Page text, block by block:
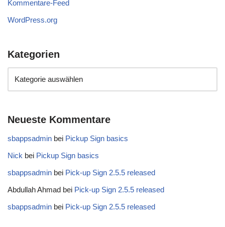
Kommentare-Feed
WordPress.org
Kategorien
Neueste Kommentare
sbappsadmin bei Pickup Sign basics
Nick bei Pickup Sign basics
sbappsadmin bei Pick-up Sign 2.5.5 released
Abdullah Ahmad bei Pick-up Sign 2.5.5 released
sbappsadmin bei Pick-up Sign 2.5.5 released